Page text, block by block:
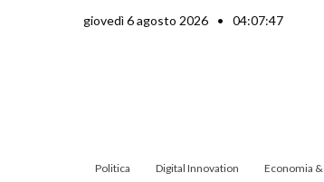
giovedì 6 agosto 2026 • 04:07:48
Politica Digital Innovation Economia